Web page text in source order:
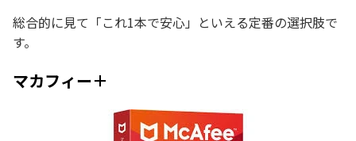
総合的に見て「これ1本で安心」といえる定番の選択肢で
す。
マカフィー＋